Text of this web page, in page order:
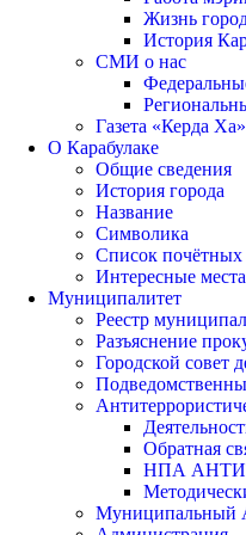
Жизнь
История
СМИ о нас
Газета «Керда Ха»
О Карабулаке
Общие сведения
История города
Название
Символика
Список почётных
Интересные места
Муниципалитет
Реестр
Разъяснение
Городской совет
Обратная
НПА
Муниципальный